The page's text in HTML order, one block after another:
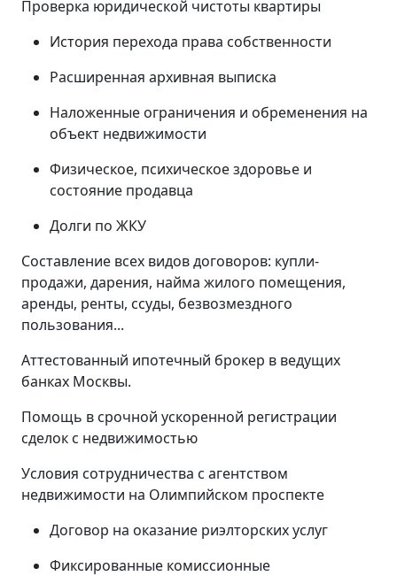
Проверка юридической чистоты квартиры
История перехода права собственности
Расширенная архивная выписка
Наложенные ограничения и обременения на
объект недвижимости
Физическое, психическое здоровье и
состояние продавца
Долги по ЖКУ
Составление всех видов договоров: купли-
продажи, дарения, найма жилого помещения,
аренды, ренты, ссуды, безвозмездного
пользования...
Аттестованный ипотечный брокер в ведущих
банках Москвы.
Помощь в срочной ускоренной регистрации
сделок с недвижимостью
Условия сотрудничества с агентством
недвижимости на Олимпийском проспекте
Договор на оказание риэлторских услуг
Фиксированные комиссионные